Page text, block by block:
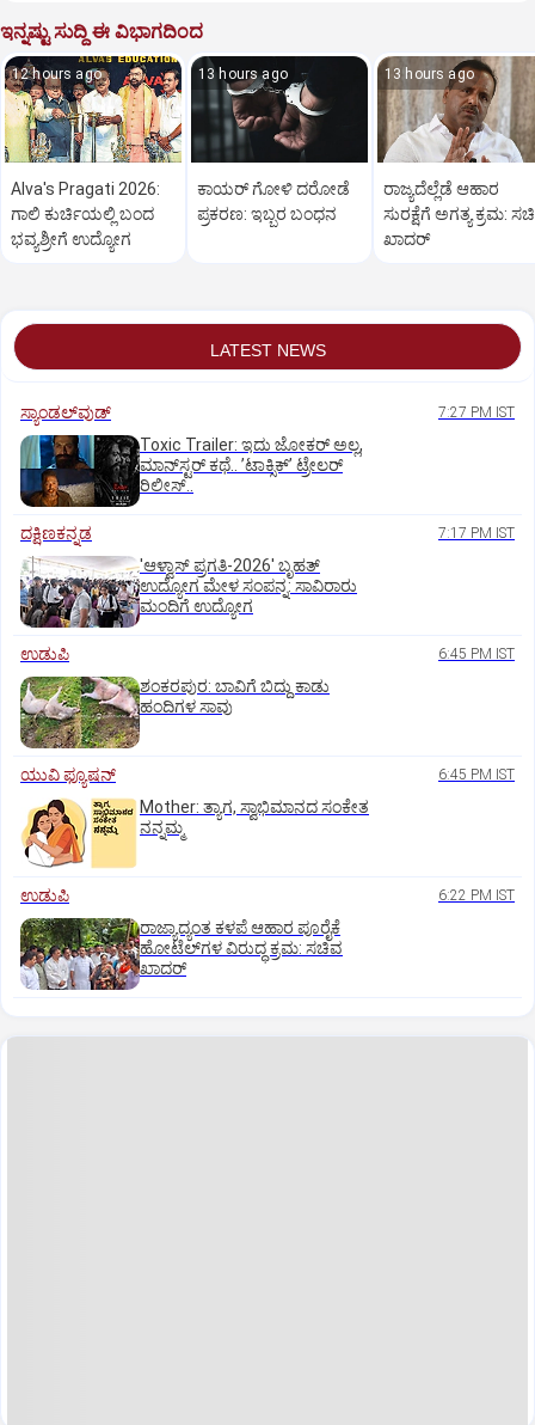
ಇನ್ನಷ್ಟು ಸುದ್ದಿ ಈ ವಿಭಾಗದಿಂದ
12 hours ago
Alva's Pragati 2026:
ಗಾಲಿ ಕುರ್ಚಿಯಲ್ಲಿ ಬಂದ
ಭವ್ಯಶ್ರೀಗೆ ಉದ್ಯೋಗ
13 hours ago
ಕಾಯರ್ ಗೋಳಿ ದರೋಡೆ
ಪ್ರಕರಣ: ಇಬ್ಬರ ಬಂಧನ
13 hours ago
ರಾಜ್ಯದೆಲ್ಲೆಡೆ ಆಹಾರ
ಸುರಕ್ಷೆಗೆ ಅಗತ್ಯ ಕ್ರಮ:
ಖಾದರ್
LATEST NEWS
ಸ್ಯಾಂಡಲ್‌ವುಡ್‌ 7:27 PM IST
Toxic Trailer: ಇದು ಜೋಕರ್‌ ಅಲ್ಲ,
ಮಾನ್‌ಸ್ಟರ್‌ ಕಥೆ.. ʼಟಾಕ್ಸಿಕ್‌ʼ ಟ್ರೇಲರ್‌
ರಿಲೀಸ್..
ದಕ್ಷಿಣಕನ್ನಡ 7:17 PM IST
'ಆಳ್ವಾಸ್‌ ಪ್ರಗತಿ-2026' ಬೃಹತ್
ಉದ್ಯೋಗ ಮೇಳ ಸಂಪನ್ನ: ಸಾವಿರಾರು
ಮಂದಿಗೆ ಉದ್ಯೋಗ
ಉಡುಪಿ 6:45 PM IST
ಶಂಕರಪುರ: ಬಾವಿಗೆ ಬಿದ್ದು ಕಾಡು
ಹಂದಿಗಳ ಸಾವು
ಯುವಿ ಫ್ಯೂಷನ್ 6:45 PM IST
Mother: ತ್ಯಾಗ, ಸ್ವಾಭಿಮಾನದ ಸಂಕೇತ
ನನ್ನಮ್ಮ
ಉಡುಪಿ 6:22 PM IST
ರಾಜ್ಯಾದ್ಯಂತ ಕಳಪೆ ಆಹಾರ ಪೂರೈಕೆ
ಹೋಟೆಲ್‌ಗಳ ವಿರುದ್ಧ ಕ್ರಮ: ಸಚಿವ
ಖಾದರ್